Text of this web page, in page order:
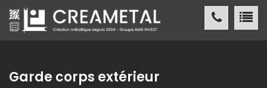
CREAMETAL Création métallique
Garde corps extérieur